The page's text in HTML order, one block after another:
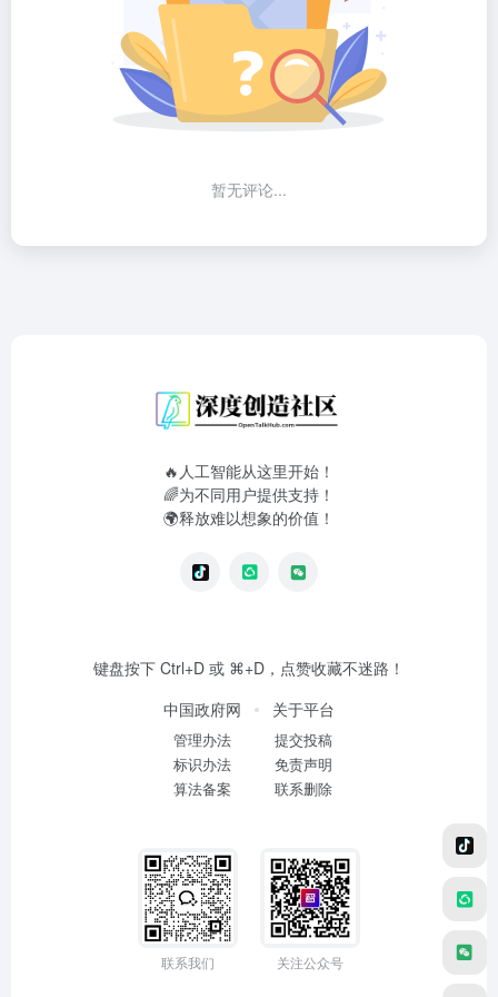
暂无评论...
🔥人工智能从这里开始！
🌈为不同用户提供支持！
🌍释放难以想象的价值！
键盘按下 Ctrl+D 或 ⌘+D，点赞收藏不迷路！
中国政府网
管理办法
标识办法
算法备案
关于平台
提交投稿
免责声明
联系删除
联系我们 关注公众号